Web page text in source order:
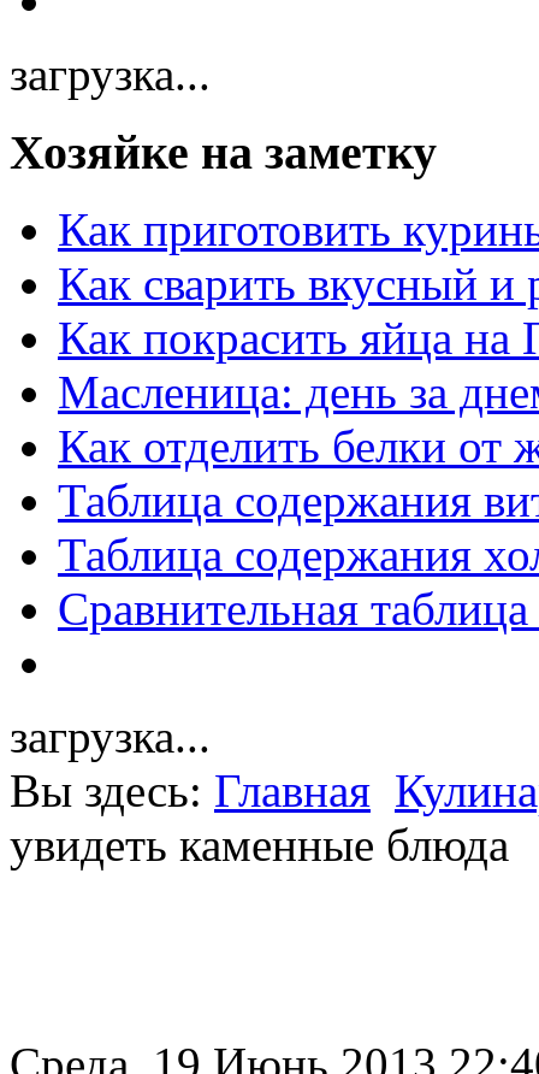
загрузка...
Хозяйке на заметку
Как приготовить
Как сварить вкусный и
Как покрасить яйца на
Масленица: день за
Как отделить белки от
Таблица содержания
Таблица содержания
Сравнительная
загрузка...
Вы здесь: Главная
увидеть каменные блюда